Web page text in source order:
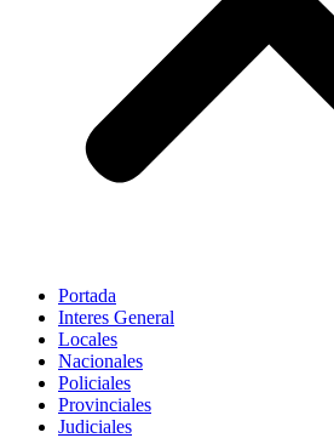
Portada
Interes General
Locales
Nacionales
Policiales
Provinciales
Judiciales